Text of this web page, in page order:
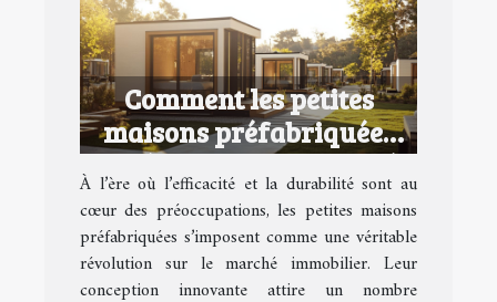
Comment les petites
maisons préfabriquées
redéfinissent le marché
immobilier ?
À l’ère où l’efficacité et la durabilité sont au
cœur des préoccupations, les petites maisons
préfabriquées s’imposent comme une véritable
révolution sur le marché immobilier. Leur
conception innovante attire un nombre